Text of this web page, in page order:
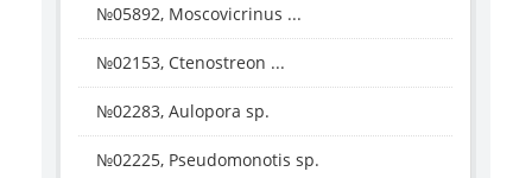
№05892, Moscovicrinus ...
№02153, Ctenostreon ...
№02283, Aulopora sp.
№02225, Pseudomonotis sp.